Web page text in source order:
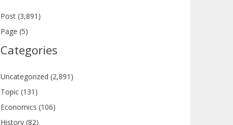
Post (3,891)
Page (5)
Categories
Uncategorized (2,891)
Topic (131)
Economics (106)
History (82)